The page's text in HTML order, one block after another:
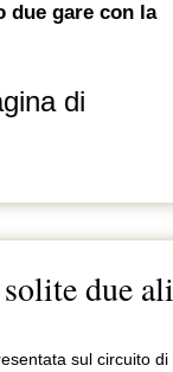
due gare con la
di
due ali
sul circuito di